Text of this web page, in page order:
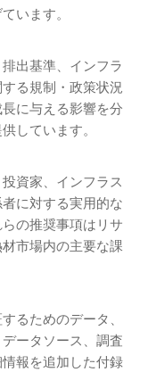
います。
出基準、インフラ
る規制・政策状況
に与える影響を分
しています。
資家、インフラス
に対する実用的な
の推奨事項はリサ
市場内の主要な課
るためのデータ、
ータソース、調査
報を追加した付録